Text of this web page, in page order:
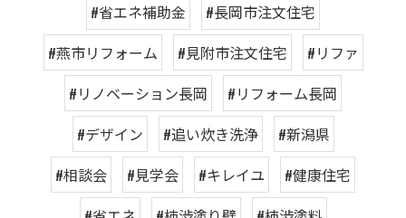
#省エネ補助金
#長岡市注文住宅
#燕市リフォーム
#見附市注文住宅
#リファ
#リノベーション長岡
#リフォーム長岡
#デザイン
#追い炊き洗浄
#新潟県
#相談会
#見学会 #キレイユ
#健康住宅